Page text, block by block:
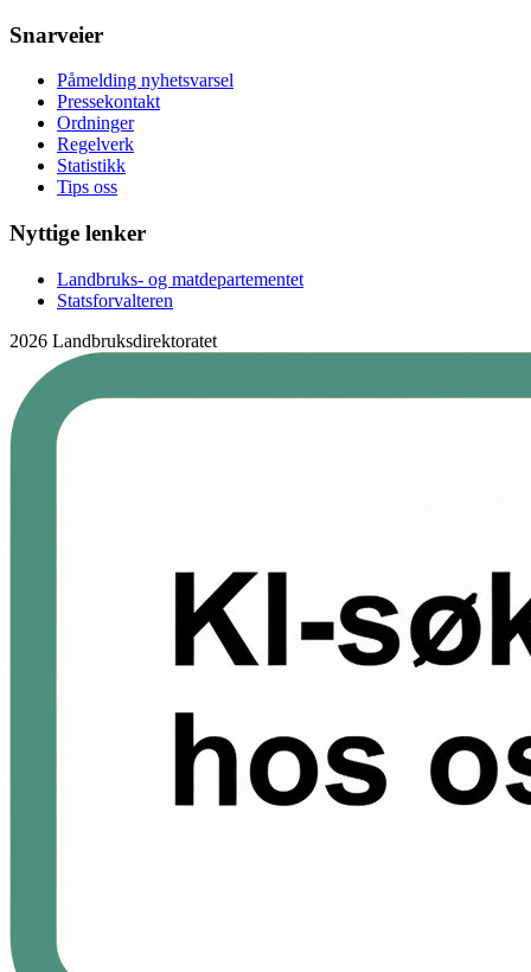
Snarveier
Påmelding nyhetsvarsel
Pressekontakt
Ordninger
Regelverk
Statistikk
Tips oss
Nyttige lenker
Landbruks- og matdepartementet
Statsforvalteren
2026 Landbruksdirektoratet